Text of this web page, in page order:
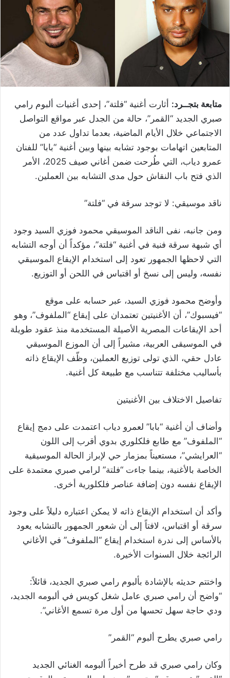
متابعة بتجــرد: أثارت أغنية “فلتة”، إحدى أغنيات ألبوم رامي
صبري الجديد “القمر”، حالة من الجدل عبر مواقع التواصل
الاجتماعي خلال الأيام الماضية، بعدما تداول عدد من
المتابعين اتهامات بوجود تشابه بينها وبين أغنية “بابا” للفنان
عمرو دياب، التي طُرحت ضمن أغاني صيف 2025، الأمر
الذي فتح باب النقاش حول مدى التشابه بين العملين.
ناقد موسيقي: لا توجد سرقة في “فلتة”
ومن جانبه، نفى الناقد الموسيقي محمود فوزي السيد وجود
أي شبهة سرقة فنية في أغنية “فلتة”، مؤكداً أن أوجه التشابه
التي لاحظها الجمهور تعود إلى استخدام الإيقاع الموسيقي
نفسه، وليس إلى نسخ أو اقتباس في اللحن أو التوزيع.
وأوضح محمود فوزي السيد، عبر حسابه على موقع
“فيسبوك”، أن الأغنيتين تعتمدان على إيقاع “الملفوف”، وهو
أحد الإيقاعات المصرية الأصيلة المستخدمة منذ عقود طويلة
في الموسيقى العربية، مشيراً إلى أن الموزع الموسيقي
عادل حقي، الذي تولى توزيع العملين، وظّف الإيقاع ذاته
بأساليب مختلفة تتناسب مع طبيعة كل أغنية.
تفاصيل الاختلاف بين الأغنيتين
وأضاف أن أغنية “بابا” لعمرو دياب اعتمدت على دمج إيقاع
“الملفوف” مع طابع فلكلوري بدوي أقرب إلى اللون
“العرايشي”، مستعيناً بمزمار حي لإبراز الحالة الموسيقية
الخاصة بالأغنية، بينما جاءت “فلتة” لرامي صبري معتمدة على
الإيقاع نفسه دون إضافة عناصر فلكلورية أخرى.
وأكد أن استخدام الإيقاع ذاته لا يمكن اعتباره دليلاً على وجود
سرقة أو اقتباس، لافتاً إلى أن شعور الجمهور بالتشابه يعود
بالأساس إلى ندرة استخدام إيقاع “الملفوف” في الأغاني
الرائجة خلال السنوات الأخيرة.
واختتم حديثه بالإشادة بألبوم رامي صبري الجديد، قائلاً:
“واضح أن رامي صبري عامل شغل كويس في ألبومه الجديد،
ودي حاجة سهل تحسها من أول مرة تسمع الأغاني”.
رامي صبري يطرح ألبوم “القمر”
وكان رامي صبري قد طرح أخيراً ألبومه الغنائي الجديد